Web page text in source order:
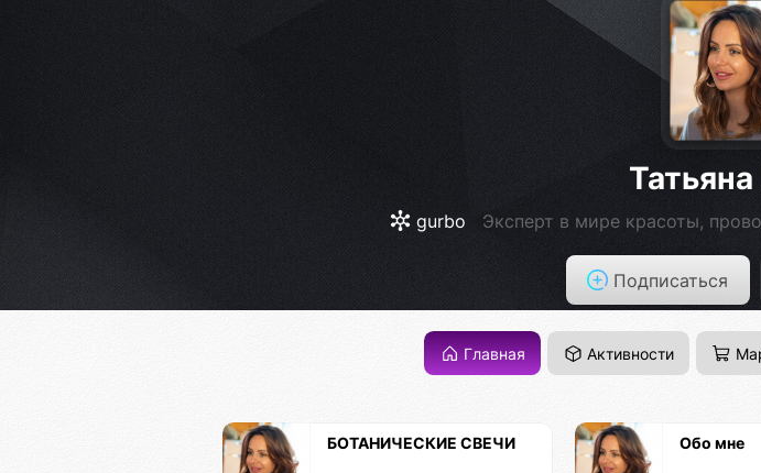
gurbo Эксперт в мире красоты,
Подписаться
Главная Активности
БОТАНИЧЕСКИЕ СВЕЧИ Обо мне